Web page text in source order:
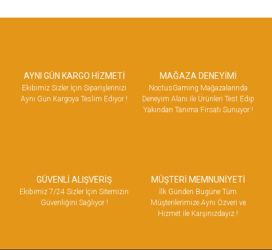
AYNI GÜN KARGO HİZMETİ
Ekibimiz Sizler İçin Siparişlerinizi
Aynı Gün Kargoya Teslim Ediyor !
MAĞAZA DENEYİMİ
NoctusGaming Mağazalarında
Deneyim Alanı ile Ürünleri Test Edip
Yakından Tanıma Fırsatı Sunuyor !
GÜVENLİ ALIŞVERİŞ
Ekibimiz 7/24 Sizler İçin Sitemizin
Güvenliğini Sağlıyor !
MÜŞTERİ MEMNUNİYETİ
İlk Günden Bugüne Tüm
Müşterilerimize Aynı Özveri ve
Hizmet ile Karşınızdayız !